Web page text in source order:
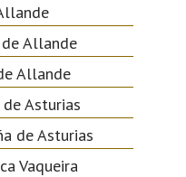
Allande
Allande
Asturias
de Asturias
Vaqueira